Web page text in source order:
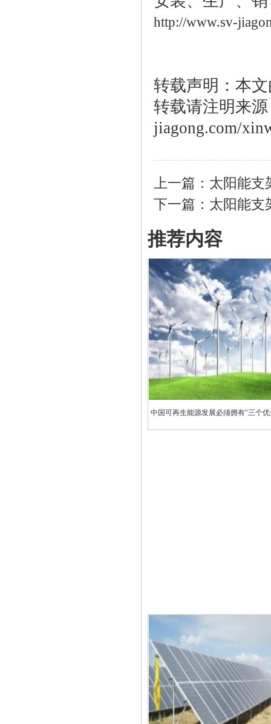
http://www.sv-
转载声明：本
转载请注明来
jiagong.com/
上一篇： 太阳能支
下一篇： 太阳能支
推荐内容
中国可再生能源发展必须拥有“三个优